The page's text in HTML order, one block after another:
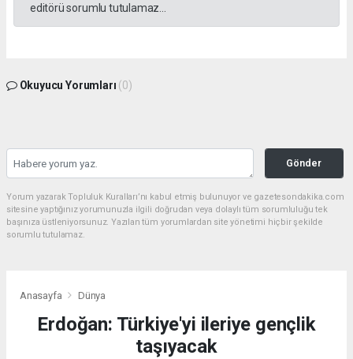
editörü sorumlu tutulamaz...
Okuyucu Yorumları (0)
Gönder
Yorum yazarak Topluluk Kuralları’nı kabul etmiş bulunuyor ve gazetesondakika.com
sitesine yaptığınız yorumunuzla ilgili doğrudan veya dolaylı tüm sorumluluğu tek
başınıza üstleniyorsunuz. Yazılan tüm yorumlardan site yönetimi hiçbir şekilde
sorumlu tutulamaz.
Anasayfa Dünya
Erdoğan: Türkiye'yi ileriye gençlik
taşıyacak